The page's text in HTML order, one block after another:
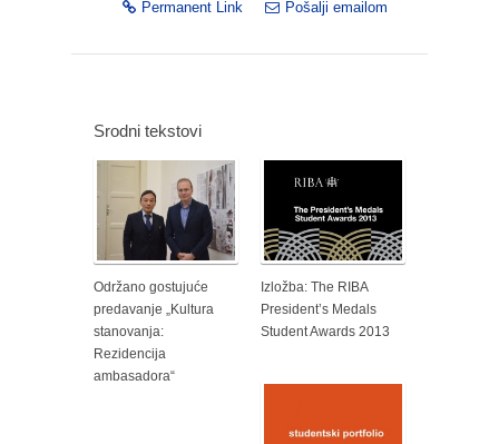
Permanent Link Pošalji emailom
Srodni tekstovi
Održano gostujuće
predavanje „Kultura
stanovanja:
Rezidencija
ambasadora“
Izložba: The RIBA
President’s Medals
Student Awards 2013